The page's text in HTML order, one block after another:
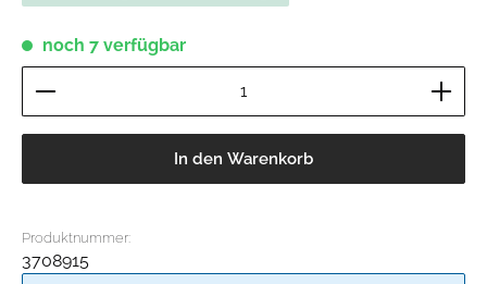
noch 7 verfügbar
Produkt Anzahl: Gib den gewünschten Wert ein
In den Warenkorb
Produktnummer:
3708915